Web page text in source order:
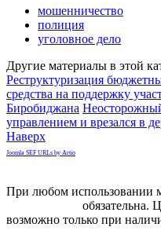
мошенничество
полиция
уголовное дело
Другие материалы в этой
Реструктуризация
средства на поддержку
Биробиджана
управлением и врезался в
Наверх
Joomla SEF URLs by Artio
При любом использовании
обязательна.
возможно только при